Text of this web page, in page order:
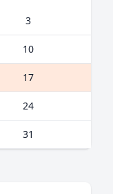
3
10
17
24
31